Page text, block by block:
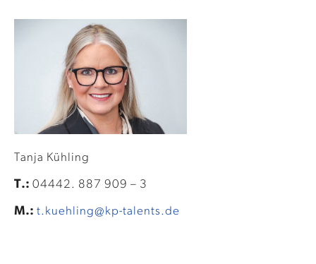
Tanja Kühling
T.: 04442. 887 909 – 3
M.: t.kuehling@kp-talents.de